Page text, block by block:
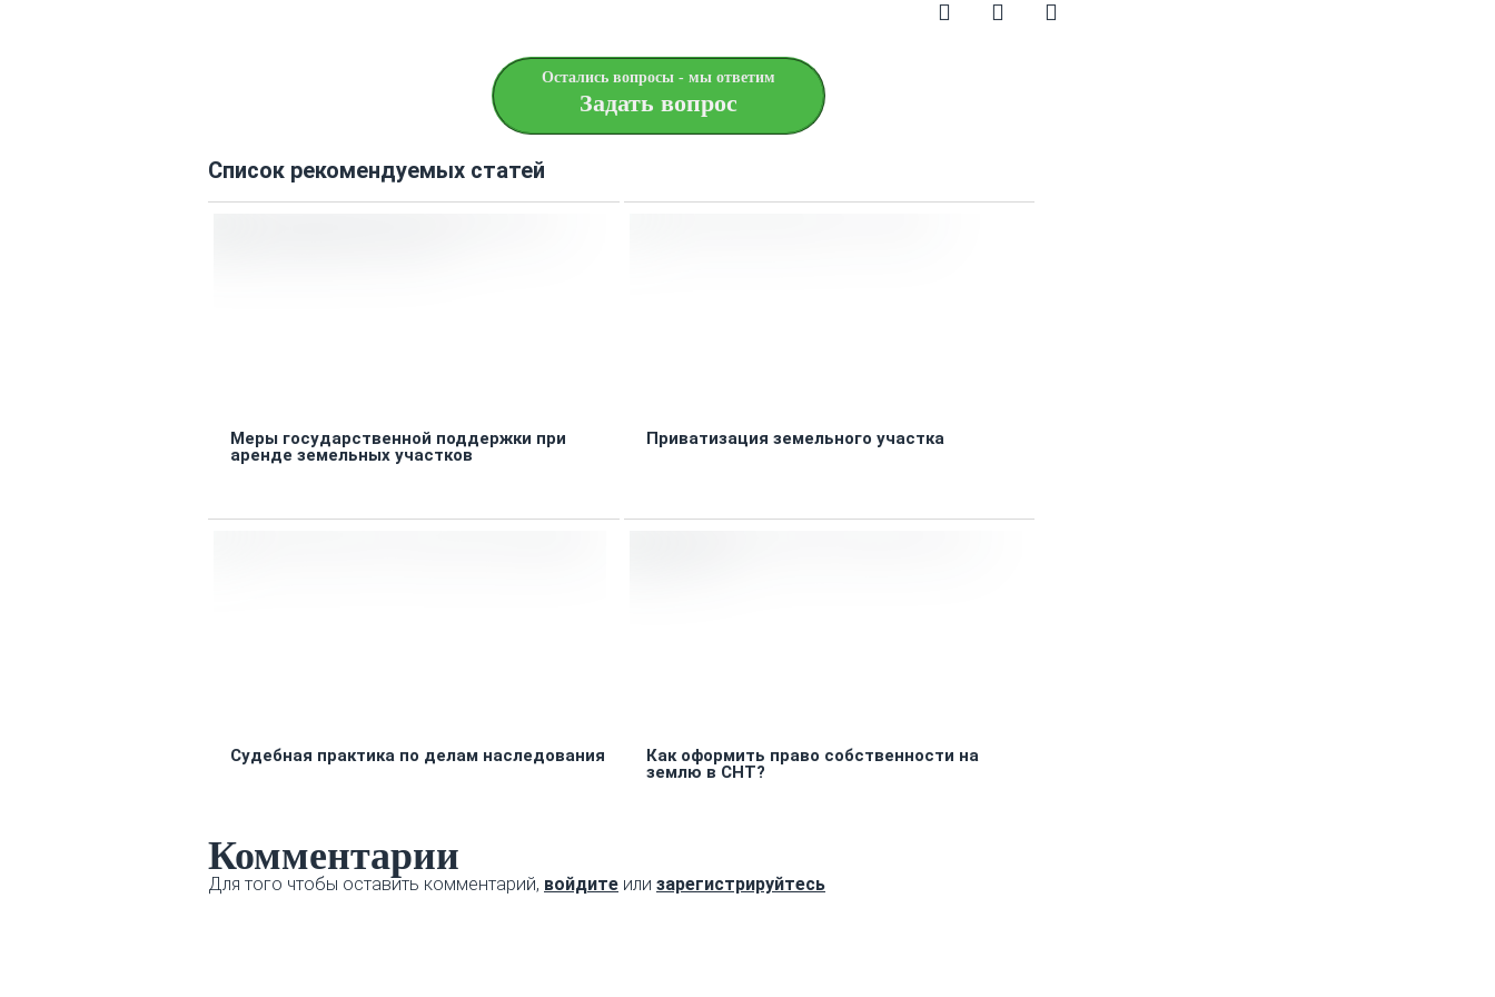
Остались вопросы - мы ответим
Задать вопрос
Список рекомендуемых статей
Меры государственной поддержки при
аренде земельных участков
Приватизация земельного участка
Судебная практика по делам наследования
Как оформить право собственности на
землю в СНТ?
Комментарии
Для того чтобы оставить комментарий, войдите или зарегистрируйтесь